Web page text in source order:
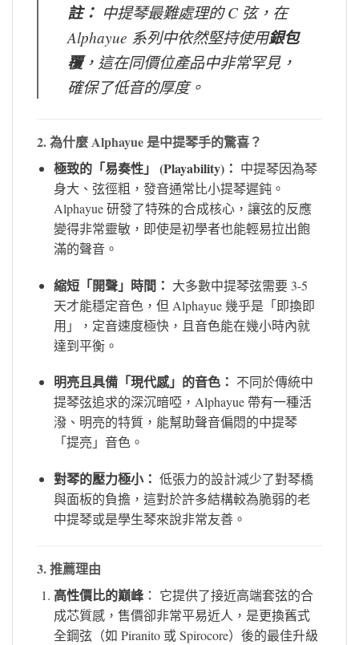
註： 中提琴最難處理的 C 弦，在
Alphayue 系列中依然堅持使用銀包
覆，這在同價位產品中非常罕見，
確保了低音的厚度。
2. 為什麼 Alphayue 是中提琴手的驚喜？
極致的「易奏性」 (Playability)： 中提琴因為琴
身大、弦徑粗，發音通常比小提琴遲鈍。
Alphayue 研發了特殊的合成核心，讓弦的反應
變得非常靈敏，即使是初學者也能輕易拉出飽
滿的聲音。
縮短「開聲」時間： 大多數中提琴弦需要 3-5
天才能穩定音色，但 Alphayue 幾乎是「即換即
用」，定音速度極快，且音色能在幾小時內就
達到平衡。
明亮且具備「現代感」的音色： 不同於傳統中
提琴弦追求的深沉暗啞，Alphayue 帶有一種活
潑、明亮的特質，能幫助聲音偏悶的中提琴
「提亮」音色。
對琴的壓力極小： 低張力的設計減少了對琴橋
與面板的負擔，這對於許多結構較為脆弱的老
中提琴或是學生琴來說非常友善。
3. 推薦理由
高性價比的巔峰： 它提供了接近高端套弦的合
成芯質感，售價卻非常平易近人，是更換舊式
全鋼弦（如 Piranito 或 Spirocore）後的最佳升級